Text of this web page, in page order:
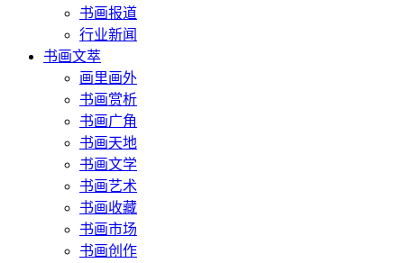
书画报道
行业新闻
书画文萃
画里画外
书画赏析
书画广角
书画天地
书画文学
书画艺术
书画收藏
书画市场
书画创作